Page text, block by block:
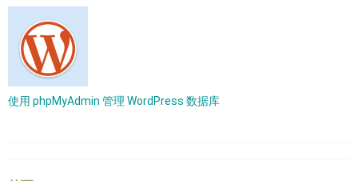
使用 phpMyAdmin 管理 WordPress 数据库